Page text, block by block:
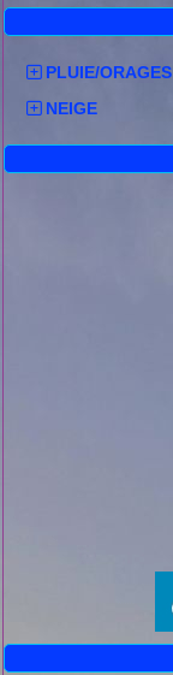
PLUIE/ORAGES
NEIGE